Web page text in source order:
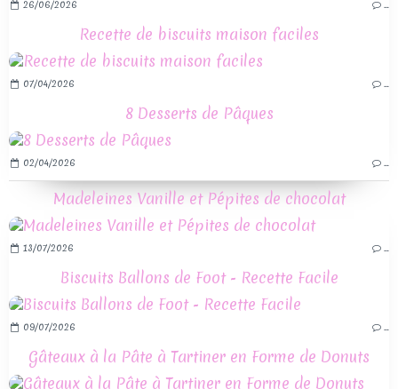
26/06/2026 …
Recette de biscuits maison faciles
07/04/2026 …
8 Desserts de Pâques
02/04/2026 …
Madeleines Vanille et Pépites de chocolat
13/07/2026 …
Biscuits Ballons de Foot - Recette Facile
09/07/2026 …
Gâteaux à la Pâte à Tartiner en Forme de Donuts